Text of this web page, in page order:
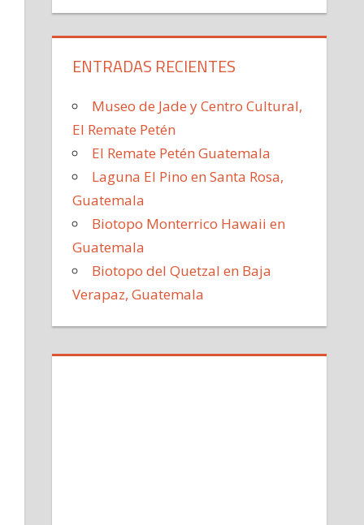
ENTRADAS RECIENTES
Museo de Jade y Centro Cultural,
El Remate Petén
El Remate Petén Guatemala
Laguna El Pino en Santa Rosa,
Guatemala
Biotopo Monterrico Hawaii en
Guatemala
Biotopo del Quetzal en Baja
Verapaz, Guatemala